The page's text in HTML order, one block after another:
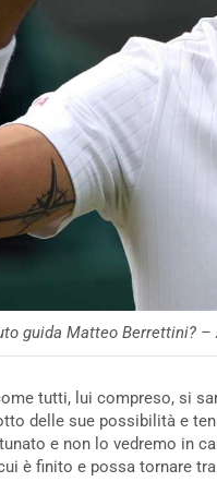
guida Matteo Berrettini?
tutti, lui compreso, si
delle sue possibilità e
e non lo vedremo in
è finito e possa tornare